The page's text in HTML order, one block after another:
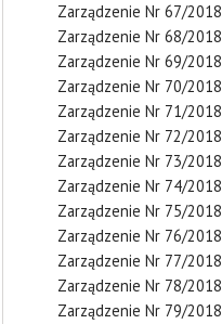
Zarządzenie Nr 67/2018
Zarządzenie Nr 68/2018
Zarządzenie Nr 69/2018
Zarządzenie Nr 70/2018
Zarządzenie Nr 71/2018
Zarządzenie Nr 72/2018
Zarządzenie Nr 73/2018
Zarządzenie Nr 74/2018
Zarządzenie Nr 75/2018
Zarządzenie Nr 76/2018
Zarządzenie Nr 77/2018
Zarządzenie Nr 78/2018
Zarządzenie Nr 79/2018